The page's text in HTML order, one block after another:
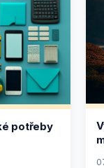
potřeby